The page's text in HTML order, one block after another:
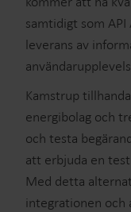
samtidigt som API
leverans av
Kamstrup
energibolag och
och testa
att erbjuda en
Med detta
integrationen och